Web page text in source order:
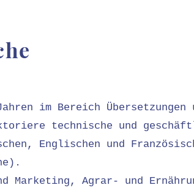
im Bereich Übersetzungen
technische und
Englischen und
Marketing, Agrar- und